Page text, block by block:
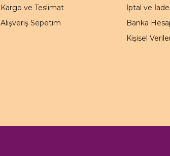
Kargo ve Teslimat
Alışveriş Sepetim
İptal ve
Banka
Kişisel